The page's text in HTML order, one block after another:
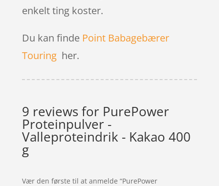
enkelt ting koster.
Du kan finde Point Babagebærer
Touringher.
9 reviews for PurePower
Proteinpulver -
Valleproteindrik - Kakao 400
g
Vær den første til at anmelde “PurePower